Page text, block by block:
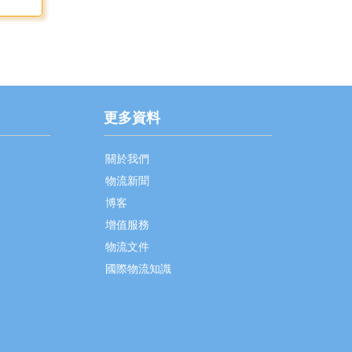
更多資料
關於我們
物流新聞
博客
增值服務
物流文件
國際物流知識